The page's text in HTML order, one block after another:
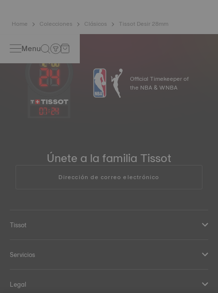
Home Colecciones Clásicos Tissot Desir 28mm
Menu
07:24
Official Timekeeper of
the NBA & WNBA
Únete a la familia Tissot
Dirección de correo electrónico
Tissot
Servicios
Legal